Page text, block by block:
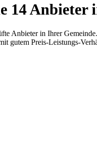
14Anbieter
Anbieter in Ihrer
gutem Preis-Leistungs-